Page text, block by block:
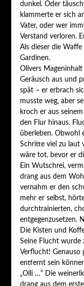
dunkel. Oder
klammerte er sich
Vater, oder wer
Verstand verloren.
Als dieser die
Gardinen.
Olivers
Geräusch aus und
spät – er erbrach
musste weg, aber
kroch er aus
den Flur hinaus.
überleben. Obwohl
Schritte viel zu laut
wäre tot, bevor er
Ein Wutschrei,
drang aus dem
vernahm er den
mehr er selbst,
durchtrainierten,
entgegenzusetzen.
Die Kisten und
Seine Flucht wurde
Verflucht! Genauso
entfernt sein
„Olli …“ Die